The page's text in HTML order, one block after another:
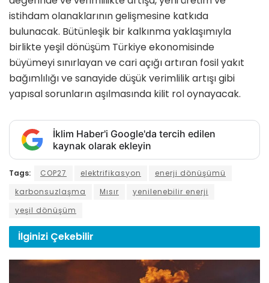
istihdam olanaklarının gelişmesine katkıda
bulunacak. Bütünleşik bir kalkınma yaklaşımıyla
birlikte yeşil dönüşüm Türkiye ekonomisinde
büyümeyi sınırlayan ve cari açığı artıran fosil yakıt
bağımlılığı ve sanayide düşük verimlilik artışı gibi
yapısal sorunların aşılmasında kilit rol oynayacak.
İklim Haber'i Google'da tercih edilen
kaynak olarak ekleyin
Tags: COP27 elektrifikasyon
enerji dönüşümü
karbonsuzlaşma
Mısır
yenilenebilir enerji
yeşil dönüşüm
İlginizi Çekebilir